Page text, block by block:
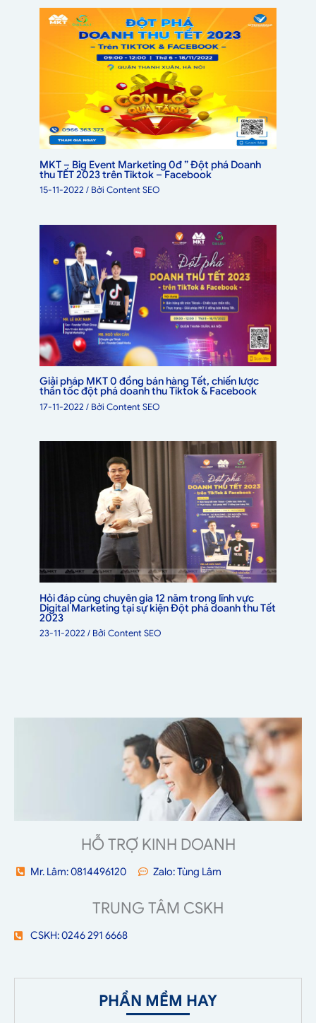
MKT – Big Event Marketing 0đ ” Đột phá Doanh
thu TẾT 2023 trên Tiktok – Facebook
15-11-2022/ BởiContent SEO
Giải pháp MKT 0 đồng bán hàng Tết, chiến lược
thần tốc đột phá doanh thu Tiktok & Facebook
17-11-2022/ BởiContent SEO
Hỏi đáp cùng chuyên gia 12 năm trong lĩnh vực
Digital Marketing tại sự kiện Đột phá doanh thu Tết
2023
23-11-2022/ BởiContent SEO
HỖ TRỢ KINH DOANH
Mr. Lâm: 0814496120 Zalo: Tùng Lâm
TRUNG TÂM CSKH
CSKH: 0246 291 6668
PHẦN MỀM HAY